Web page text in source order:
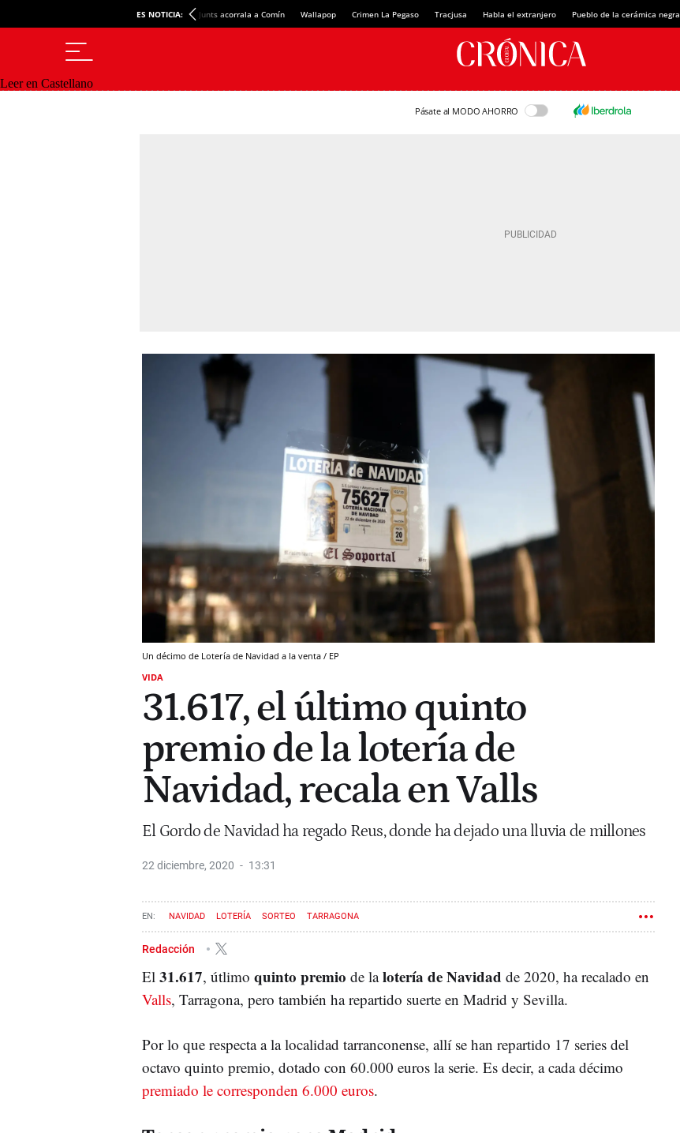
ES NOTICIA: Junts acorrala a Comín Wallapop Crimen La Pegaso Tracjusa Habla el extranjero Pueblo de la cerámica negra
Leer en Castellano
Pásate al MODO AHORRO
Un décimo de Lotería de Navidad a la venta / EP
VIDA
31.617, el último quinto
premio de la lotería de
Navidad, recala en Valls
El Gordo de Navidad ha regado Reus, donde ha dejado una lluvia de millones
22 diciembre, 2020 13:31
NAVIDAD LOTERÍA SORTEO TARRAGONA
Redacción
El 31.617, útlimo quinto premio de lalotería de Navidad de 2020, ha recalado en
Valls, Tarragona, pero también ha repartido suerte en Madrid y Sevilla.
Por lo que respecta a la localidad tarranconense, allí se han repartido 17 series del
octavo quinto premio, dotado con 60.000 euros la serie. Es decir, a cada décimo
premiado le corresponden 6.000 euros.